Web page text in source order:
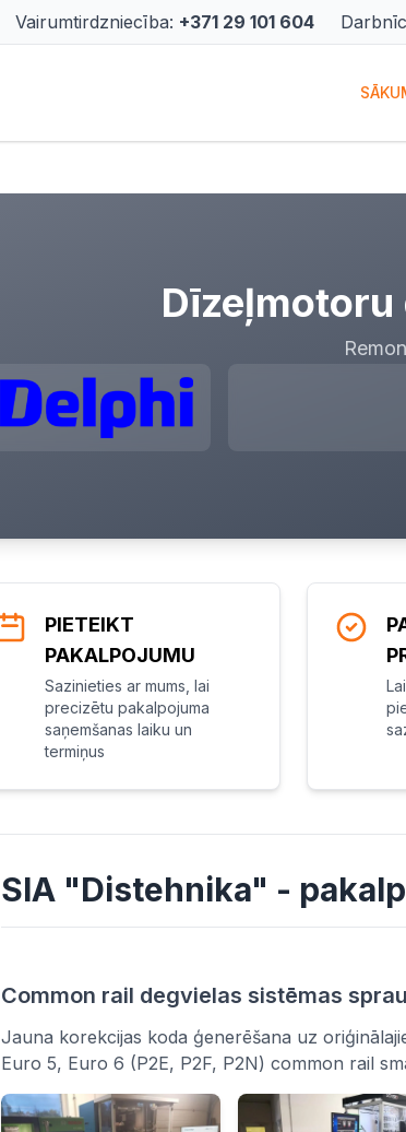
Vairumtirdzniecība: +371 29 101 604
PIETEIKT
PAKALPOJUMU
Sazinieties ar mums, lai
precizētu pakalpojuma
saņemšanas laiku un
termiņus
SIA "Distehnika" -
Common rail degvielas sistēmas
Jauna korekcijas koda ģenerēšana uz
Euro 5, Euro 6 (P2E, P2F, P2N) common rail